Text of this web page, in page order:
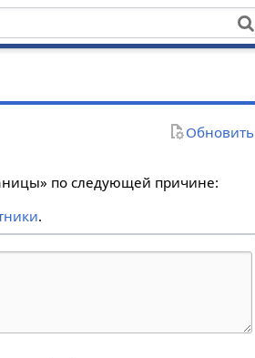
Обновить
по следующей причине:
.